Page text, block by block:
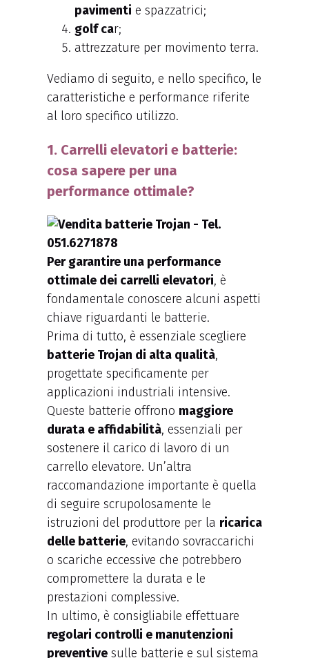
pavimenti e spazzatrici;
golf car;
attrezzature per movimento terra.
Vediamo di seguito, e nello specifico, le
caratteristiche e performance riferite
al loro specifico utilizzo.
1. Carrelli elevatori e batterie:
cosa sapere per una
performance ottimale?
Per garantire una performance
ottimale dei carrelli elevatori, è
fondamentale conoscere alcuni aspetti
chiave riguardanti le batterie.
Prima di tutto, è essenziale scegliere
batterie Trojan di alta qualità,
progettate specificamente per
applicazioni industriali intensive.
Queste batterie offrono maggiore
durata e affidabilità, essenziali per
sostenere il carico di lavoro di un
carrello elevatore. Un’altra
raccomandazione importante è quella
di seguire scrupolosamente le
istruzioni del produttore per la ricarica
delle batterie, evitando sovraccarichi
o scariche eccessive che potrebbero
compromettere la durata e le
prestazioni complessive.
In ultimo, è consigliabile effettuare
regolari controlli e manutenzioni
preventive sulle batterie e sul sistema